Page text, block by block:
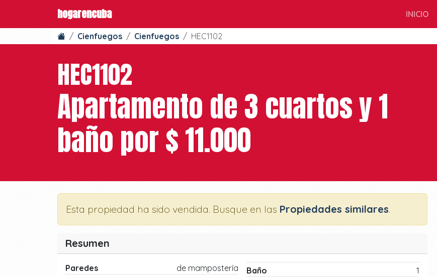
hogarencuba INICIO
Cienfuegos Cienfuegos HEC1102
HEC1102
Apartamento de 3 cuartos y 1
baño por $ 11.000
Esta propiedad ha sido vendida. Busque en las Propiedades similares.
Resumen
Paredes
de mampostería
Baño
1